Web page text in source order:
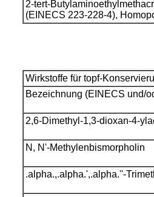
2-tert-
(EINECS 223-228-4),
Wirkstoffe für topf-
Bezeichnung (EINECS und/
2,6-Dimethyl-1,3-dioxan-4-
N, N'-Methylenbismorpholin
.alpha.,.alpha.',.alpha.''-